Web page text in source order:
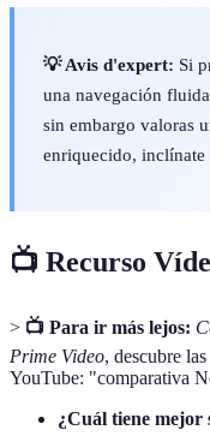
💡 Avis d'expert: Si
una navegación
sin embargo valoras
enriquecido, inclínate
📺 Recurso
> 📺 Para ir más lejos:
Prime Video, descubre
YouTube: "comparativa
¿Cuál tiene mejor